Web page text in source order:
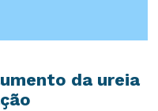
da ureia